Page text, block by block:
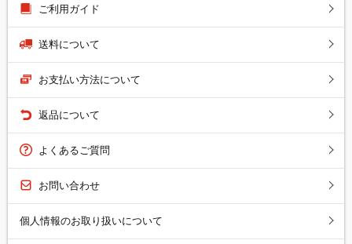
ご利用ガイド
送料について
お支払い方法について
返品について
よくあるご質問
お問い合わせ
個人情報のお取り扱いについて